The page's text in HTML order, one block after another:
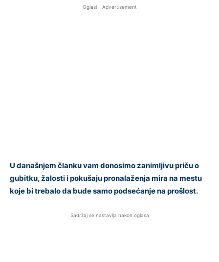
Oglasi - Advertisement
U današnjem članku vam donosimo zanimljivu priču o
gubitku, žalosti i pokušaju pronalaženja mira na mestu
koje bi trebalo da bude samo podsećanje na prošlost.
Sadržaj se nastavlja nakon oglasa